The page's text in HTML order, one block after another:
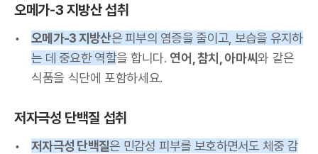
오메가-3 지방산 섭취
오메가-3 지방산은 피부의 염증을 줄이고, 보습을 유지하
는 데 중요한 역할을 합니다. 연어, 참치, 아마씨와 같은
식품을 식단에 포함하세요.
저자극성 단백질 섭취
저자극성 단백질은 민감성 피부를 보호하면서도 체중 감